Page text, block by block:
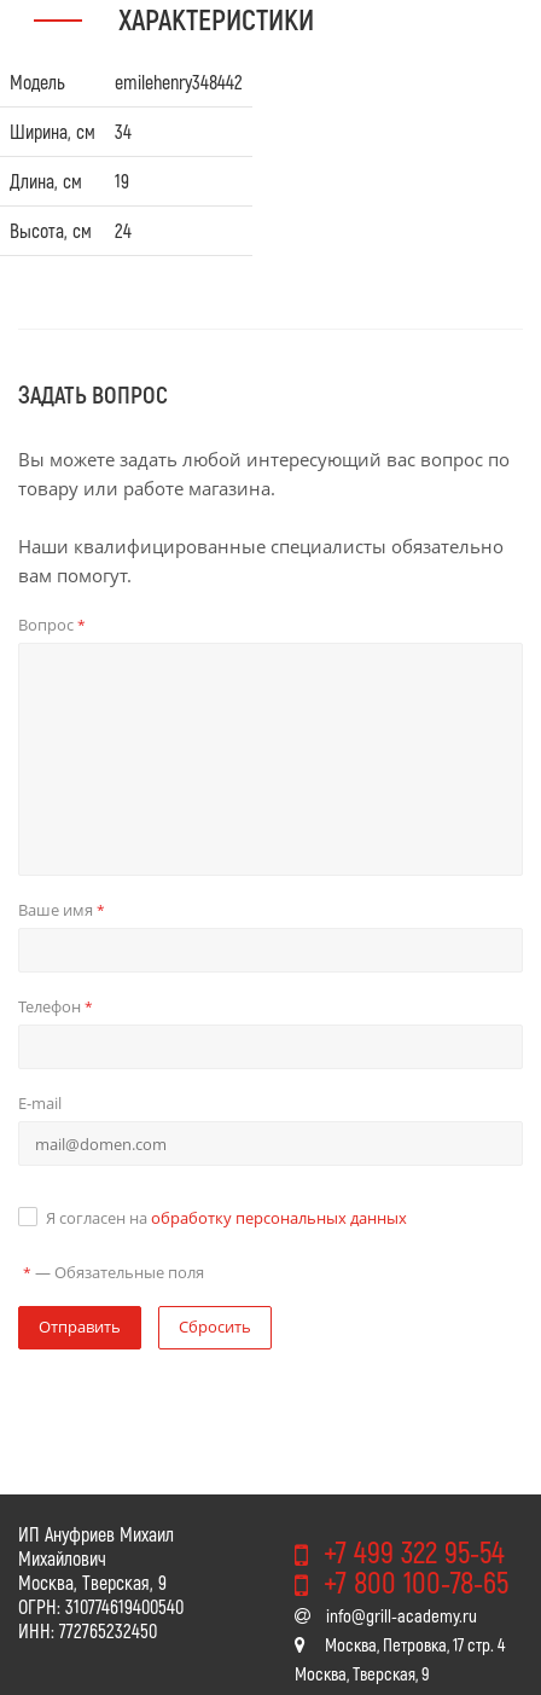
ХАРАКТЕРИСТИКИ
Модель emilehenry348442
Ширина, см 34
Длина, см 19
Высота, см 24
ЗАДАТЬ ВОПРОС
Вы можете задать любой интересующий вас вопрос по
товару или работе магазина.
Наши квалифицированные специалисты обязательно
вам помогут.
Вопрос*
Ваше имя *
Телефон *
E-mail
Я согласен на обработку персональных данных
* — Обязательные поля
Отправить Сбросить
ИП Ануфриев Михаил
Михайлович
Москва, Тверская, 9
ОГРН: 310774619400540
ИНН: 772765232450
+7 499 322 95-54
+7 800 100-78-65
info@grill-academy.ru
Москва, Петровка, 17 стр. 4
Москва, Тверская, 9